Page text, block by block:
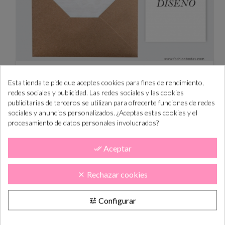
Invitación de boda - IMPRIME TU DISEÑO (A5 vertical)
Precio
1.19 €
Esta tienda te pide que aceptes cookies para fines de rendimiento,
redes sociales y publicidad. Las redes sociales y las cookies
publicitarias de terceros se utilizan para ofrecerte funciones de redes
sociales y anuncios personalizados. ¿Aceptas estas cookies y el
procesamiento de datos personales involucrados?
done_all Aceptar
clear Rechazar cookies
tune Configurar